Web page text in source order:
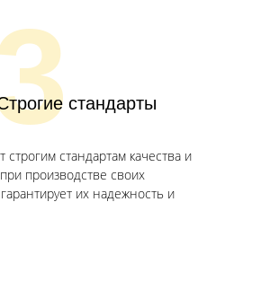
стандарты
строгим стандартам качества и
производстве своих
их надежность и